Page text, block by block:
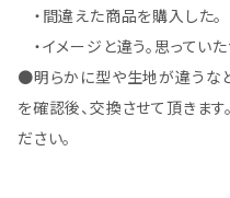
・間違えた商品を購入した。
・イメージと違う。思ってい
●明らかに型や生地が違うな
を確認後、交換させて頂きま
ださい。